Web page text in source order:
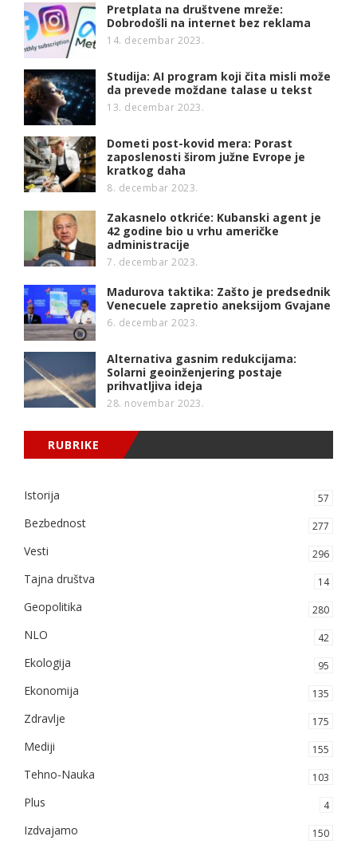
Pretplata na društvene mreže:
Dobrodošli na internet bez reklama
14. decembar 2023.
Studija: AI program koji čita misli može
da prevede moždane talase u tekst
13. decembar 2023.
Dometi post-kovid mera: Porast
zaposlenosti širom južne Evrope je
kratkog daha
8. decembar 2023.
Zakasnelo otkriće: Kubanski agent je
42 godine bio u vrhu američke
administracije
7. decembar 2023.
Madurova taktika: Zašto je predsednik
Venecuele zapretio aneksijom Gvajane
6. decembar 2023.
Alternativa gasnim redukcijama:
Solarni geoinženjering postaje
prihvatljiva ideja
28. novembar 2023.
RUBRIKE
Istorija 57
Bezbednost 277
Vesti 296
Tajna društva 14
Geopolitika 280
NLO 42
Ekologija 95
Ekonomija 135
Zdravlje 175
Mediji 155
Tehno-Nauka 103
Plus 4
Izdvajamo 150